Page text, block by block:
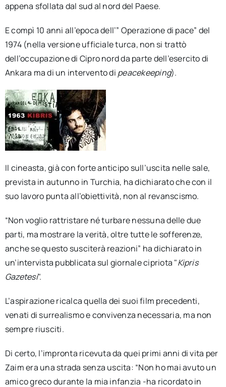
appena sfollata dal sud al nord del Paese.
E compì 10 anni all’epoca dell’” Operazione di pace” del
1974 (nella versione ufficiale turca, non si trattò
dell’occupazione di Cipro nord da parte dell’esercito di
Ankara ma di un intervento di peacekeeping).
Il cineasta, già con forte anticipo sull’uscita nelle sale,
prevista in autunno in Turchia, ha dichiarato che con il
suo lavoro punta all’obiettività, non al revanscismo.
“Non voglio rattristare né turbare nessuna delle due
parti, ma mostrare la verità, oltre tutte le sofferenze,
anche se questo susciterà reazioni” ha dichiarato in
un’intervista pubblicata sul giornale cipriota "Kipris
Gazetesi".
L’aspirazione ricalca quella dei suoi film precedenti,
venati di surrealismo e convivenza necessaria, ma non
sempre riusciti.
Di certo, l’impronta ricevuta da quei primi anni di vita per
Zaim era una strada senza uscita: “Non ho mai avuto un
amico greco durante la mia infanzia -ha ricordato in